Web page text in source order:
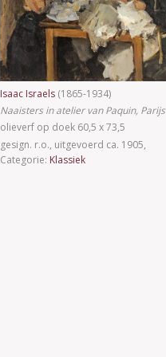
Isaac Israels (1865-1934)
Naaisters in atelier van Paquin, Parijs
olieverf op doek 60,5 x 73,5
gesign. r.o., uitgevoerd ca. 1905,
Categorie: Klassiek